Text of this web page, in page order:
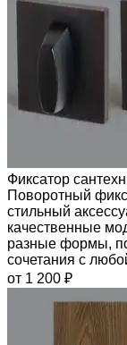
Фиксатор
Поворотный
стильный
качественные
разные формы,
сочетания с
от 1 200 ₽